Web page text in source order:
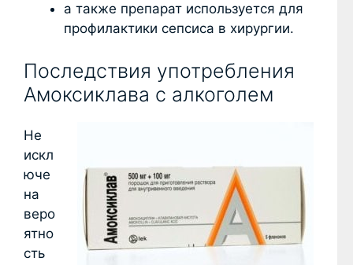
а также препарат используется для
профилактики сепсиса в хирургии.
Последствия употребления
Амоксиклава с алкоголем
Не
искл
юче
на
веро
ятно
сть